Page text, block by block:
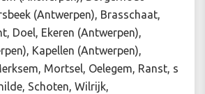
(Antwerpen), Brasschaat,
Doel, Ekeren (Antwerpen),
Kapellen (Antwerpen),
Mortsel, Oelegem, Ranst, s
Schoten, Wilrijk,